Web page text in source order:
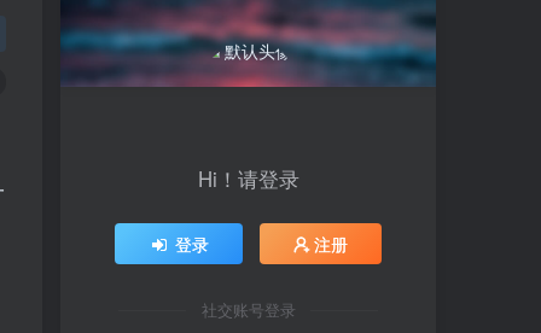
Hi！请登录
登录 注册
社交账号登录